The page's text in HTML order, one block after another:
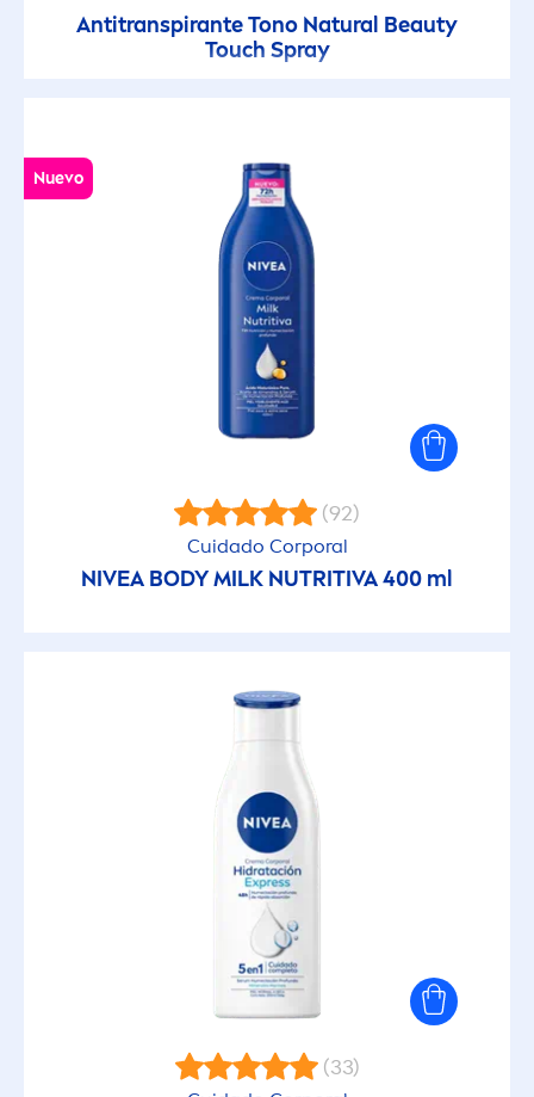
Antitranspirante Tono Natural Beauty
Touch Spray
Nuevo
(92)
Cuidado Corporal
NIVEA BODY MILK NUTRITIVA 400 ml
(33)